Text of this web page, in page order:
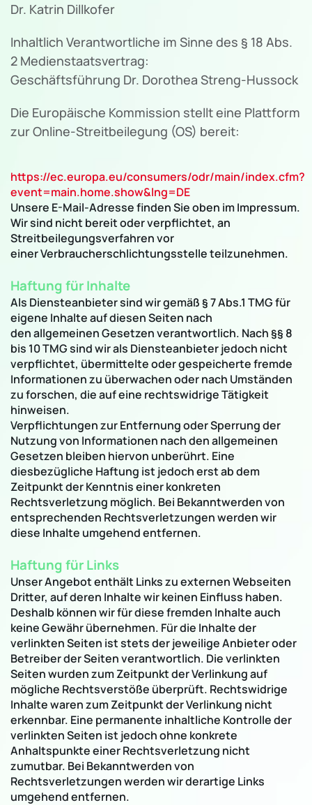
Dr. Katrin Dillkofer
Inhaltlich Verantwortliche im Sinne des § 18 Abs.
2 Medienstaatsvertrag:
Geschäftsführung Dr. Dorothea Streng-Hussock
Die Europäische Kommission stellt eine Plattform
zur Online-Streitbeilegung (OS) bereit:
https://ec.europa.eu/consumers/odr/main/index.cfm?
event=main.home.show&lng=DE
Unsere E-Mail-Adresse finden Sie oben im Impressum.
Wir sind nicht bereit oder verpflichtet, an
Streitbeilegungsverfahren vor
einer Verbraucherschlichtungsstelle teilzunehmen.
Haftung für Inhalte
Als Diensteanbieter sind wir gemäß § 7 Abs.1 TMG für
eigene Inhalte auf diesen Seiten nach
den allgemeinen Gesetzen verantwortlich. Nach §§ 8
bis 10 TMG sind wir als Diensteanbieter jedoch nicht
verpflichtet, übermittelte oder gespeicherte fremde
Informationen zu überwachen oder nach Umständen
zu forschen, die auf eine rechtswidrige Tätigkeit
hinweisen.
Verpflichtungen zur Entfernung oder Sperrung der
Nutzung von Informationen nach den allgemeinen
Gesetzen bleiben hiervon unberührt. Eine
diesbezügliche Haftung ist jedoch erst ab dem
Zeitpunkt der Kenntnis einer konkreten
Rechtsverletzung möglich. Bei Bekanntwerden von
entsprechenden Rechtsverletzungen werden wir
diese Inhalte umgehend entfernen.
Haftung für Links
Unser Angebot enthält Links zu externen Webseiten
Dritter, auf deren Inhalte wir keinen Einfluss haben.
Deshalb können wir für diese fremden Inhalte auch
keine Gewähr übernehmen. Für die Inhalte der
verlinkten Seiten ist stets der jeweilige Anbieter oder
Betreiber der Seiten verantwortlich. Die verlinkten
Seiten wurden zum Zeitpunkt der Verlinkung auf
mögliche Rechtsverstöße überprüft. Rechtswidrige
Inhalte waren zum Zeitpunkt der Verlinkung nicht
erkennbar. Eine permanente inhaltliche Kontrolle der
verlinkten Seiten ist jedoch ohne konkrete
Anhaltspunkte einer Rechtsverletzung nicht
zumutbar. Bei Bekanntwerden von
Rechtsverletzungen werden wir derartige Links
umgehend entfernen.